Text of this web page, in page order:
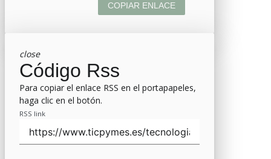
COPIAR ENLACE
close
Código Rss
Para copiar el enlace RSS en el portapapeles,
haga clic en el botón.
RSS link